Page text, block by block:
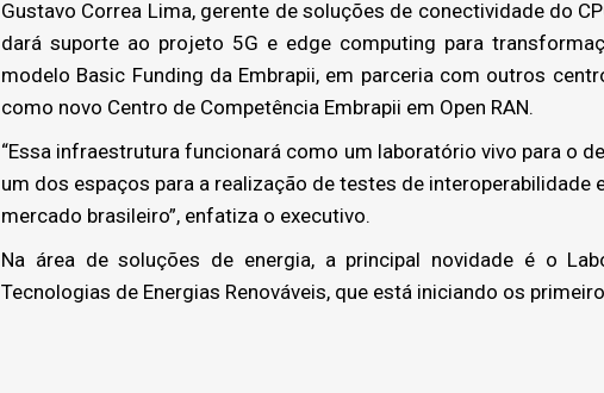
Gustavo Correa Lima, gerente de soluções de conectividade do
dará suporte ao projeto 5G e edge computing para
modelo Basic Funding da Embrapii, em parceria com outros
como novo Centro de Competência Embrapii em Open RAN.
“Essa infraestrutura funcionará como um laboratório vivo para o
um dos espaços para a realização de testes de interoperabilidade
mercado brasileiro”, enfatiza o executivo.
Na área de soluções de energia, a principal novidade é o
Tecnologias de Energias Renováveis, que está iniciando os